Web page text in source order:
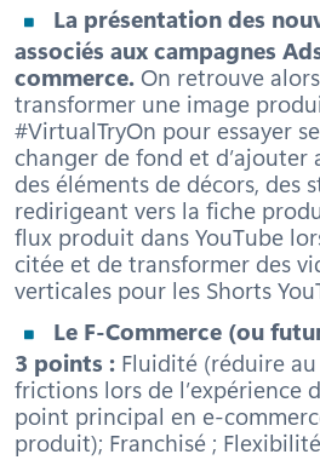
La présentation des
associés aux campagnes
commerce.On retrouve
transformer une image
#VirtualTryOn pour essayer
changer de fond et
des éléments de décors, des
redirigeant vers la fiche
flux produit dans YouTube
citée et de transformer des
verticales pour les Shorts
Le F-Commerce (ou
3 points : Fluidité (réduire
frictions lors de l’expérience
point principal en e-
produit); Franchisé ; Flexibilité